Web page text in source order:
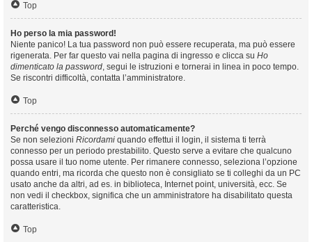
Top
Ho perso la mia password!
Niente panico! La tua password non può essere recuperata, ma può essere
rigenerata. Per far questo vai nella pagina di ingresso e clicca su Ho
dimenticato la password, segui le istruzioni e tornerai in linea in poco tempo.
Se riscontri difficoltà, contatta l’amministratore.
Top
Perché vengo disconnesso automaticamente?
Se non selezioni Ricordami quando effettui il login, il sistema ti terrà
connesso per un periodo prestabilito. Questo serve a evitare che qualcuno
possa usare il tuo nome utente. Per rimanere connesso, seleziona l’opzione
quando entri, ma ricorda che questo non è consigliato se ti colleghi da un PC
usato anche da altri, ad es. in biblioteca, Internet point, università, ecc. Se
non vedi il checkbox, significa che un amministratore ha disabilitato questa
caratteristica.
Top